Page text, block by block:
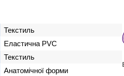
Текстиль
Еластична PVC
Текстиль
Анатомічної форми